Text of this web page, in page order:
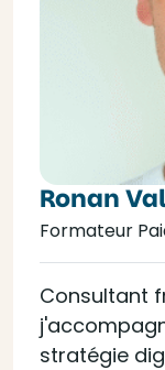
Ronan
Formateur
Consultant
stratégie